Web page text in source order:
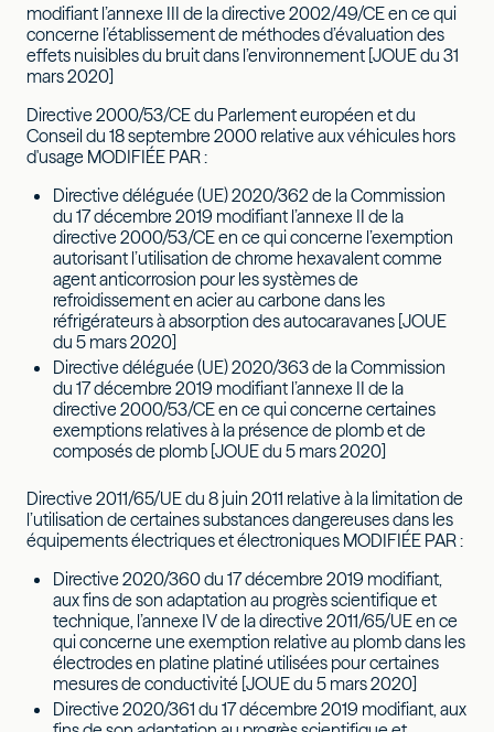
modifiant l’annexe III de la directive 2002/49/CE en ce qui
concerne l’établissement de méthodes d’évaluation des
effets nuisibles du bruit dans l’environnement [JOUE du 31
mars 2020]
Directive 2000/53/CE du Parlement européen et du
Conseil du 18 septembre 2000 relative aux véhicules hors
d'usage MODIFIÉE PAR :
Directive déléguée (UE) 2020/362 de la Commission
du 17 décembre 2019 modifiant l’annexe II de la
directive 2000/53/CE en ce qui concerne l’exemption
autorisant l’utilisation de chrome hexavalent comme
agent anticorrosion pour les systèmes de
refroidissement en acier au carbone dans les
réfrigérateurs à absorption des autocaravanes [JOUE
du 5 mars 2020]
Directive déléguée (UE) 2020/363 de la Commission
du 17 décembre 2019 modifiant l’annexe II de la
directive 2000/53/CE en ce qui concerne certaines
exemptions relatives à la présence de plomb et de
composés de plomb [JOUE du 5 mars 2020]
Directive 2011/65/UE du 8 juin 2011 relative à la limitation de
l’utilisation de certaines substances dangereuses dans les
équipements électriques et électroniques MODIFIÉE PAR :
Directive 2020/360 du 17 décembre 2019 modifiant,
aux fins de son adaptation au progrès scientifique et
technique, l’annexe IV de la directive 2011/65/UE en ce
qui concerne une exemption relative au plomb dans les
électrodes en platine platiné utilisées pour certaines
mesures de conductivité [JOUE du 5 mars 2020]
Directive 2020/361 du 17 décembre 2019 modifiant, aux